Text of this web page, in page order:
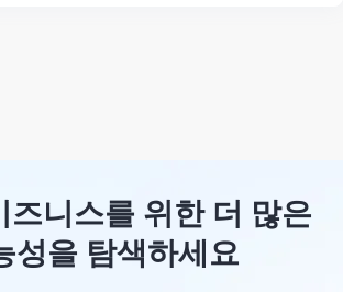
즈니스를 위한 더 많은
성을 탐색하세요